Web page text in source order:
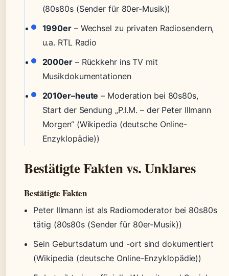
(80s80s (Sender für 80er-Musik))
1990er– Wechsel zu privaten Radiosendern,
u.a. RTL Radio
2000er– Rückkehr ins TV mit
Musikdokumentationen
2010er–heute – Moderation bei 80s80s,
Start der Sendung „P.I.M. – der Peter Illmann
Morgen“ (Wikipedia (deutsche Online-
Enzyklopädie))
Bestätigte Fakten vs. Unklares
Bestätigte Fakten
Peter Illmann ist als Radiomoderator bei 80s80s
tätig (80s80s (Sender für 80er-Musik))
Sein Geburtsdatum und -ort sind dokumentiert
(Wikipedia (deutsche Online-Enzyklopädie))